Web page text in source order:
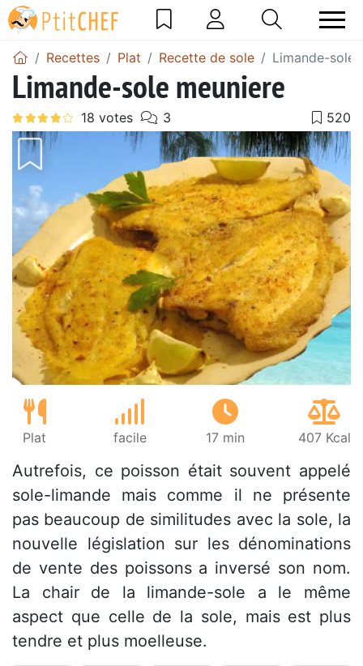
Recettes Plat Recette de sole Limande-sole
Limande-sole meuniere
Plat facile 17 min 407 Kcal
Autrefois, ce poisson était souvent appelé
sole-limande mais comme il ne présente
pas beaucoup de similitudes avec la sole, la
nouvelle législation sur les dénominations
de vente des poissons a inversé son nom.
La chair de la limande-sole a le même
aspect que celle de la sole, mais est plus
tendre et plus moelleuse.